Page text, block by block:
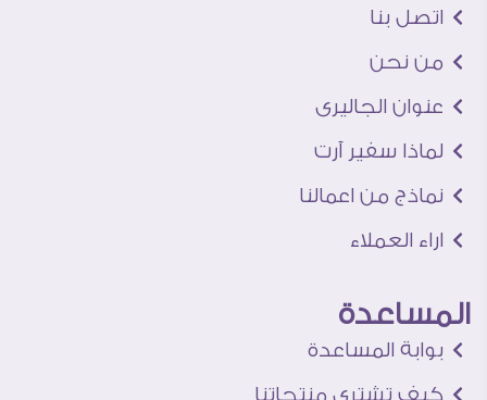
اتصل بنا
من نحن
عنوان الجاليرى
لماذا سفير آرت
نماذج من اعمالنا
اراء العملاء
المساعدة
بوابة المساعدة
كيف تشترى منتجاتنا